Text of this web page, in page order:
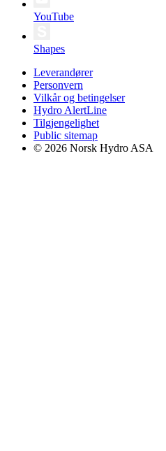
YouTube
Shapes
Leverandører
Personvern
Vilkår og betingelser
Hydro AlertLine
Tilgjengelighet
Public sitemap
© 2026 Norsk Hydro ASA